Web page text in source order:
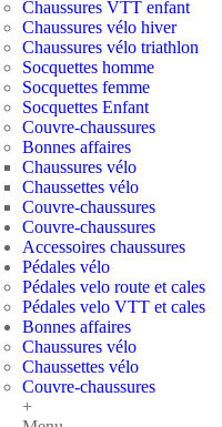
Chaussures VTT enfant
Chaussures vélo hiver
Chaussures vélo triathlon
Socquettes homme
Socquettes femme
Socquettes Enfant
Couvre-chaussures
Bonnes affaires
Chaussures vélo
Chaussettes vélo
Couvre-chaussures
Couvre-chaussures
Accessoires chaussures
Pédales vélo
Pédales velo route et cales
Pédales velo VTT et cales
Bonnes affaires
Chaussures vélo
Chaussettes vélo
Couvre-chaussures
+